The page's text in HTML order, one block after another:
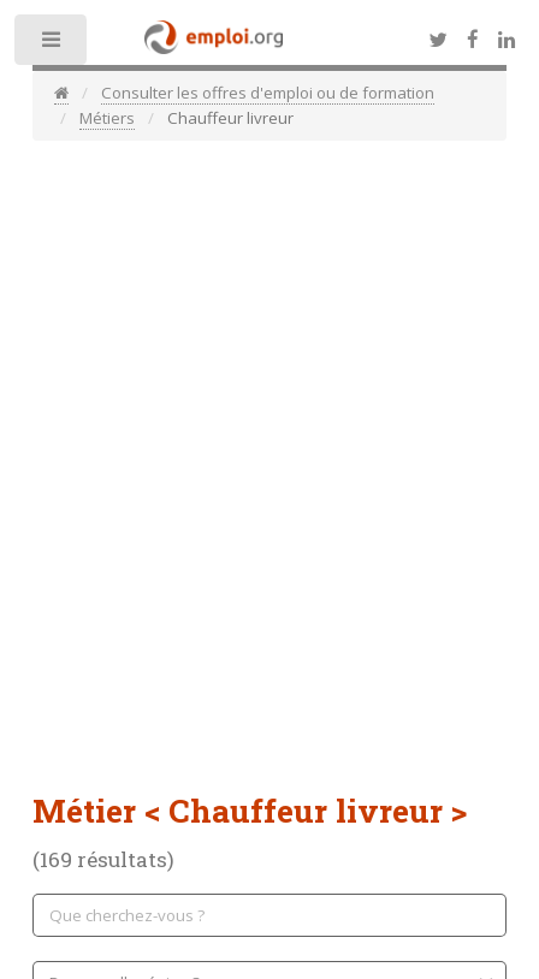
Consulter les offres d'emploi ou de formation
Métiers
Chauffeur livreur
Métier < Chauffeur livreur >
(169 résultats)
Toggle